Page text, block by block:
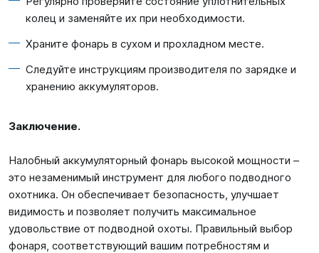
колец и заменяйте их при необходимости.
Храните фонарь в сухом и прохладном месте.
Следуйте инструкциям производителя по зарядке и
хранению аккумуляторов.
Заключение.
Налобный аккумуляторный фонарь высокой мощности –
это незаменимый инструмент для любого подводного
охотника. Он обеспечивает безопасность, улучшает
видимость и позволяет получить максимальное
удовольствие от подводной охоты. Правильный выбор
фонаря, соответствующий вашим потребностям и